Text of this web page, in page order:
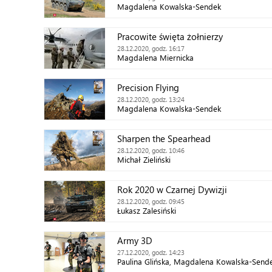
Magdalena Kowalska-Sendek
Pracowite święta żołnierzy
28.12.2020, godz. 16:17
Magdalena Miernicka
Precision Flying
28.12.2020, godz. 13:24
Magdalena Kowalska-Sendek
Sharpen the Spearhead
28.12.2020, godz. 10:46
Michał Zieliński
Rok 2020 w Czarnej Dywizji
28.12.2020, godz. 09:45
Łukasz Zalesiński
Army 3D
27.12.2020, godz. 14:23
Paulina Glińska, Magdalena Kowalska-